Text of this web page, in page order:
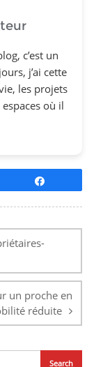
c’est un
j’ai cette
les projets
où il
un proche en
réduite